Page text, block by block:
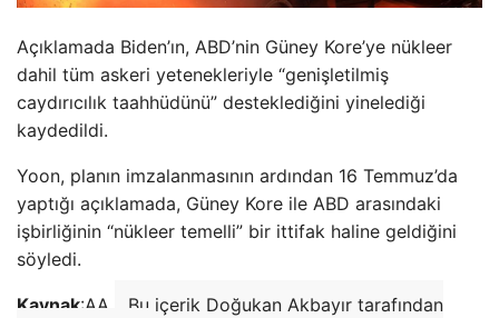
Açıklamada Biden’ın, ABD’nin Güney Kore’ye nükleer
dahil tüm askeri yetenekleriyle “genişletilmiş
caydırıcılık taahhüdünü” desteklediğini yinelediği
kaydedildi.
Yoon, planın imzalanmasının ardından 16 Temmuz’da
yaptığı açıklamada, Güney Kore ile ABD arasındaki
işbirliğinin “nükleer temelli” bir ittifak haline geldiğini
söyledi.
Kaynak:AA
Bu içerik Doğukan Akbayır tarafından